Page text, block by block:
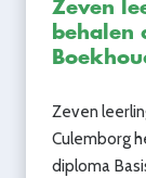
Zeven
behalen
Zeven
Culemborg
diploma